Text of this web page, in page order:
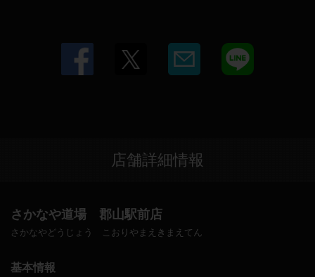
店舗詳細情報
さかなや道場 郡山駅前店
さかなやどうじょう こおりやまえきまえてん
基本情報